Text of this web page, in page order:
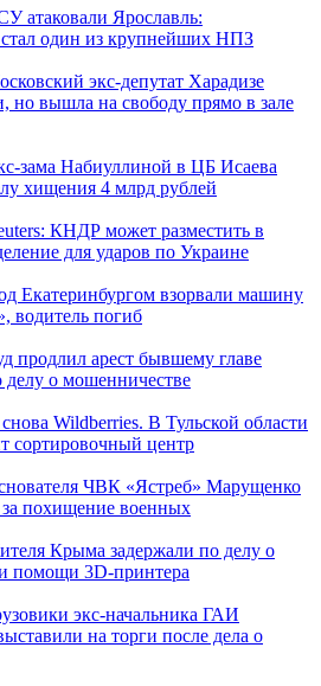
атаковали Ярославль:
один из крупнейших НПЗ
экс-депутат Харадизе
но вышла на свободу прямо в зале
зама Набиуллиной в ЦБ Исаева
хищения 4 млрд рублей
КНДР может разместить в
для ударов по Украине
Екатеринбургом взорвали машину
водитель погиб
продлил арест бывшему главе
о мошенничестве
Wildberries. В Тульской области
сортировочный центр
ЧВК «Ястреб» Марущенко
похищение военных
Крыма задержали по делу о
помощи 3D‑принтера
экс-начальника ГАИ
на торги после дела о